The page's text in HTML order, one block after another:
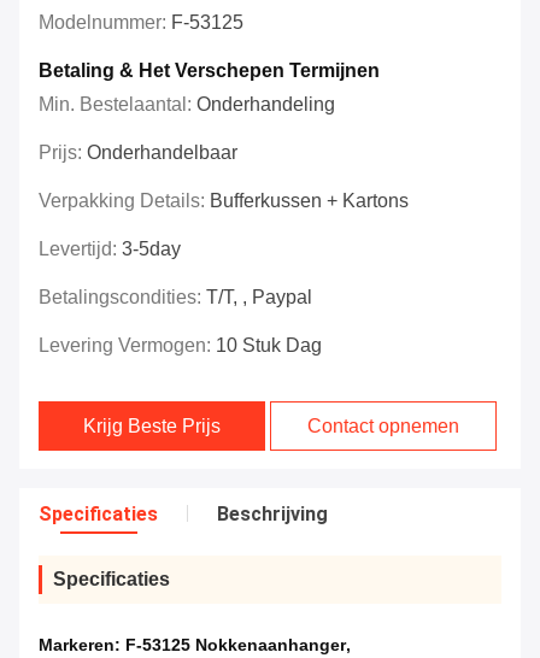
Modelnummer: F-53125
Betaling & Het Verschepen Termijnen
Min. Bestelaantal: Onderhandeling
Prijs: Onderhandelbaar
Verpakking Details: Bufferkussen + Kartons
Levertijd: 3-5day
Betalingscondities: T/T, , Paypal
Levering Vermogen: 10 Stuk Dag
Krijg Beste Prijs Contact opnemen
Specificaties Beschrijving
Specificaties
Markeren: F-53125 Nokkenaanhanger,